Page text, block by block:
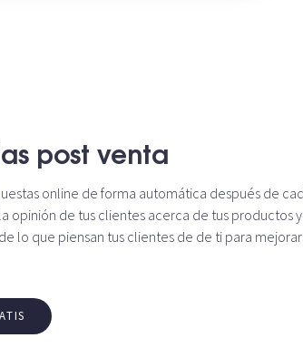
post venta
online de forma automática después de
opinión de tus clientes acerca de tus productos y
lo que piensan tus clientes de de ti para mejorar